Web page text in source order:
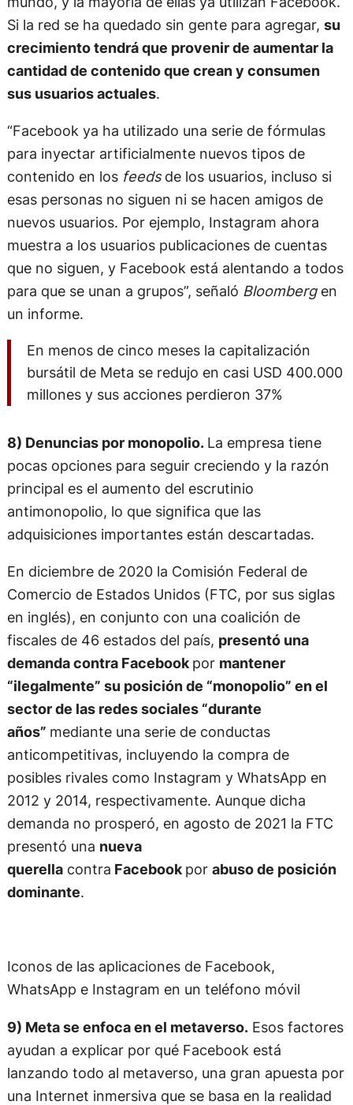
Si la red se ha quedado sin gente para agregar, su
crecimiento tendrá que provenir de aumentar la
cantidad de contenido que crean y consumen
sus usuarios actuales
“Facebook ya ha utilizado una serie de fórmulas
para inyectar artificialmente nuevos tipos de
contenido en los feedsde los usuarios, incluso si
esas personas no siguen ni se hacen amigos de
nuevos usuarios. Por ejemplo, Instagram ahora
muestra a los usuarios publicaciones de cuentas
que no siguen, y Facebook está alentando a todos
para que se unan a grupos”, señaló Bloomberg en
un informe.
En menos de cinco meses la capitalización
bursátil de Meta se redujo en casi USD 400.000
millones y sus acciones perdieron 37%
8) Denuncias por monopolio. La empresa tiene
pocas opciones para seguir creciendo y la razón
principal es el aumento del escrutinio
antimonopolio, lo que significa que las
adquisiciones importantes están descartadas.
En diciembre de 2020 la Comisión Federal de
Comercio de Estados Unidos (FTC, por sus siglas
en inglés), en conjunto con una coalición de
fiscales de 46 estados del país, presentó una
demanda contra Facebook por mantener
“ilegalmente” su posición de “monopolio” en el
sector de las redes sociales “durante
años” mediante una serie de conductas
anticompetitivas, incluyendo la compra de
posibles rivales como Instagram y WhatsApp en
2012 y 2014, respectivamente. Aunque dicha
demanda no prosperó, en agosto de 2021 la FTC
presentó una nueva
querellacontra Facebook por abuso de posición
dominante
Iconos de las aplicaciones de Facebook,
WhatsApp e Instagram en un teléfono móvil
9) Meta se enfoca en el metaverso. Esos factores
ayudan a explicar por qué Facebook está
lanzando todo al metaverso, una gran apuesta por
una Internet inmersiva que se basa en la realidad